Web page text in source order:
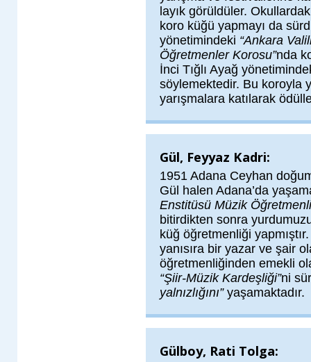
layık görüldüler.
koro küğü yapmayı da
yönetimindeki “Ankara
Öğretmenler Korosu”nda
İnci Tığlı Ayağ
söylemektedir. Bu koroyla
yarışmalara katılarak
Gül, Feyyaz Kadri:
1951 Adana Ceyhan
Gül halen Adana’da
Enstitüsü Müzik
bitirdikten sonra
küğ öğretmenliği
yanısıra bir yazar ve şair
öğretmenliğinden emekli
“Şiir-Müzik Kardeşliği”ni
yalnızlığını” yaşamaktadır.
Gülboy, Rati Tolga: